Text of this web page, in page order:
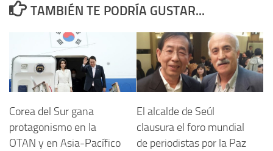
TAMBIÉN TE PODRÍA GUSTAR...
Corea del Sur gana
protagonismo en la
OTAN y en Asia-Pacífico
El alcalde de Seúl
clausura el foro mundial
de periodistas por la Paz